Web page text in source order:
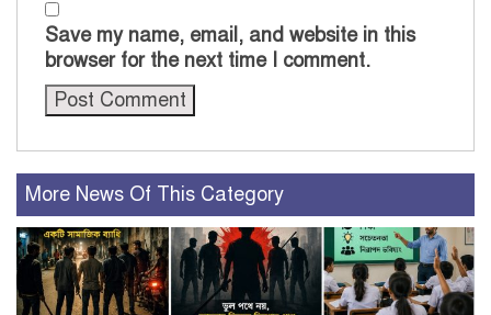
Save my name, email, and website in this
browser for the next time I comment.
More News Of This Category